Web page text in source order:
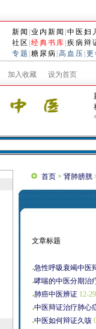
新闻 业内新闻 中医妇
社区 经典书库 疾病辩
专题 糖尿病 高血压
首页 > 肾肺膀胱
文章标题
急性呼吸衰竭中医
哮喘的中医分期治
肺癌中医辨证 12-29
中医辩证治疗肺心
中医如何辩证久咳